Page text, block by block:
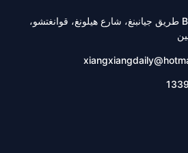
الغرفة 221، المبنى B، 22 طريق جيانبنغ، شارع هيلونغ، قوانغتشو،